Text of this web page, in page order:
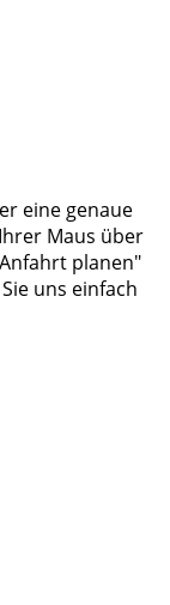
eine genaue
Maus über
planen"
uns einfach